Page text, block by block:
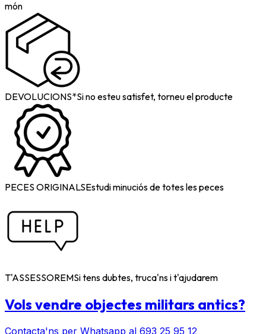
món
DEVOLUCIONS*Si no esteu satisfet, torneu el producte
PECES ORIGINALSEstudi minuciós de totes les peces
T'ASSESSOREMSi tens dubtes, truca'ns i t'ajudarem
Vols vendre objectes militars antics?
Contacta'ns per Whatsapp al 693 25 95 12